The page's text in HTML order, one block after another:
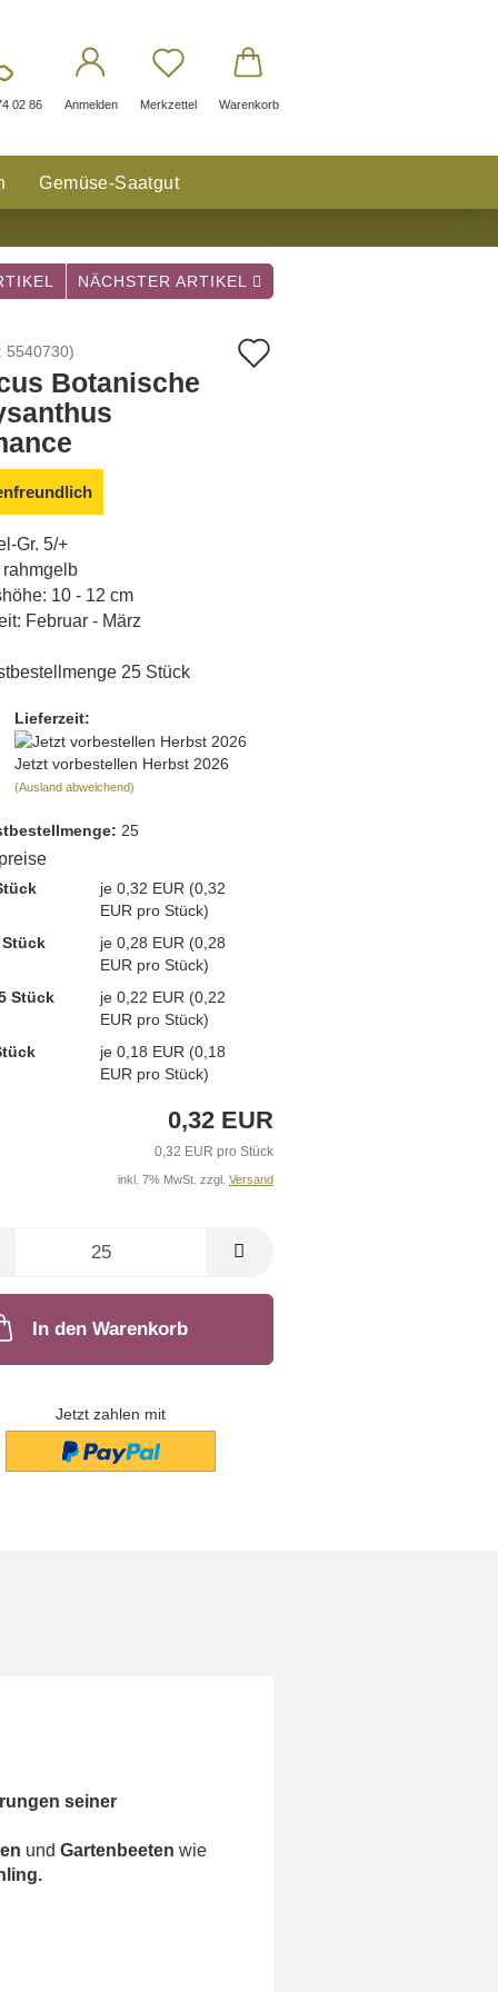
02 86 Anmelden Merkzettel Warenkorb
Gemüse-Saatgut
NÄCHSTER ARTIKEL
5540730)
Botanische
Gr. 5/+
10 - 12 cm
Februar - März
25 Stück
Lieferzeit:
Jetzt vorbestellen Herbst 2026
(Ausland abweichend)
25
je 0,32 EUR (0,32
EUR pro Stück)
Stück
je 0,28 EUR (0,28
EUR pro Stück)
Stück
je 0,22 EUR (0,22
EUR pro Stück)
je 0,18 EUR (0,18
EUR pro Stück)
0,32 EUR
0,32 EUR pro Stück
inkl. 7% MwSt. zzgl. Versand
In den Warenkorb
Jetzt zahlen mit
seiner
und Gartenbeeten wie